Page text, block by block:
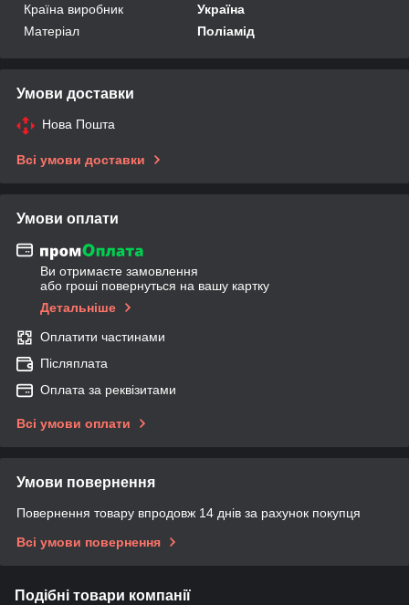
Країна виробник
Україна
Матеріал
Поліамід
Умови доставки
Нова Пошта
Всі умови доставки
Умови оплати
Ви отримаєте замовлення
або гроші повернуться на вашу картку
Детальніше
Оплатити частинами
Післяплата
Оплата за реквізитами
Всі умови оплати
Умови повернення
Повернення товару впродовж 14 днів за рахунок покупця
Всі умови повернення
Подібні товари компанії